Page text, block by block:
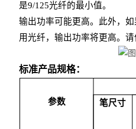
是9/125光纤的最小值。
输出功率可能更高。此外，
用光纤，输出功率将更高。
标准产品规格：
参数 笔尺寸